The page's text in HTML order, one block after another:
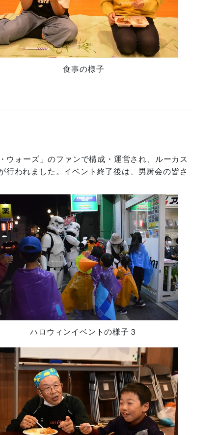
食事の様子
ォーズ」のファンで構成・運営され、ルーカス
われました。イベント終了後は、男厨会の皆さ
ハロウィンイベントの様子３